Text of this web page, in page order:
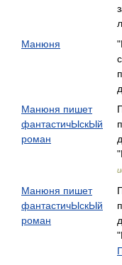
Манюня
Манюня пишет
фантастичЫскЫй
роман
Манюня пишет
фантастичЫскЫй
роман